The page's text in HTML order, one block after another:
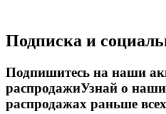
Подписка и
Подпишитесь на наши
распродажиУзнай о
распродажах раньше всех